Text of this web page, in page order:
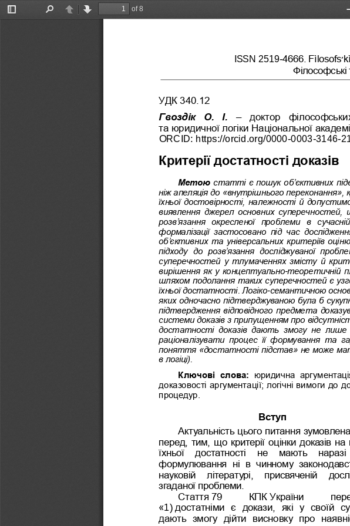
Toggle
PreviousNext
of 8
ISSN 2519-4666. Fìlosofs׳
Філософські
УДК 340.12
Гвоздік  О.  І.
–
доктор
та юридичної логіки Національної
ORCID: https://orcid.org/0000-0003-3146-
Критерії достатності доказів
Метою статті є пошук об’єктивних
ніж апеляція до «внутрішнього переконання»,
їхньої достовірності, належності й
виявлення джерел основних су
розв’язання  окресленої  проблеми  в
формалізації  застосовано  під  час
об’єктивних та універсальних критеріїв
підходу  до  розв’язання  досліджуваної
суперечностей у тлумаченнях змісту й
вирішення як у концептуально-теоретичній
шляхом подолання таких суперечностей є
їхньої достатності. Логіко-семантичною о
яких одночасно підтверджуваною була б
підтвердження відповідного предмета
системи доказів з припущенням про
достатності  доказів  дають  змогу  не  лише
раціоналізувати  процес  її  формування  та
поняття «достатності підстав» не може
в логіці).
Ключові  слова:
юридична
доказовості аргументації; логічні вимоги до
процедур.
Вступ
Актуальність цього питання
перед, тим, що критерії оцінки доказів
їхньої   достатності   не   мають   наразі
формулювання  ні  в  чинному
науковій   літературі,   присвяченій
згаданої проблеми.
Стаття 79 КПК України
«1) достатніми  є  докази,  які  у  своїй
дають  змогу  дійти  висновку  про